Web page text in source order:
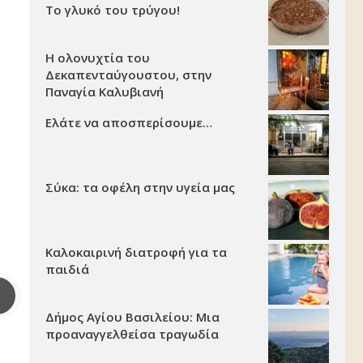
Το γλυκό του τρύγου!
Η ολονυχτία του
Δεκαπενταύγουστου, στην
Παναγία Καλυβιανή
Ελάτε να αποσπερίσουμε…
Σύκα: τα οφέλη στην υγεία μας
Καλοκαιρινή διατροφή για τα
παιδιά
Δήμος Αγίου Βασιλείου: Μια
προαναγγελθείσα τραγωδία